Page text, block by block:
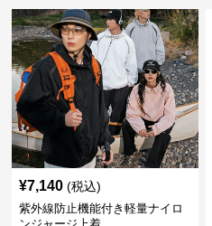
¥7,140 (税込)
紫外線防止機能付き軽量ナイロ